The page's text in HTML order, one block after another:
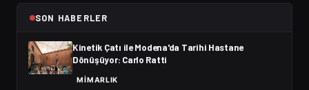
SON HABERLER
Kinetik Çatı ile Modena'da Tarihi Hastane
Dönüşüyor: Carlo Ratti
MIMARLIK